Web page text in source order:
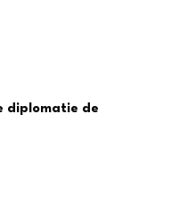
diplomatie de